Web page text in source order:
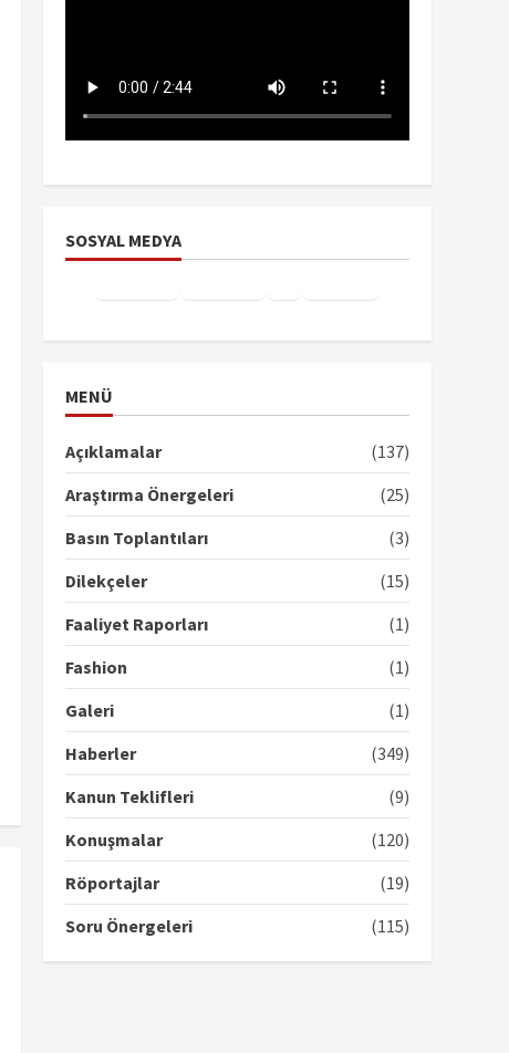
SOSYAL MEDYA
MENÜ
Açıklamalar
(137)
Araştırma Önergeleri
(25)
Basın Toplantıları
(3)
Dilekçeler
(15)
Faaliyet Raporları
(1)
Fashion
(1)
Galeri
(1)
Haberler
(349)
Kanun Teklifleri
(9)
Konuşmalar
(120)
Röportajlar
(19)
Soru Önergeleri
(115)